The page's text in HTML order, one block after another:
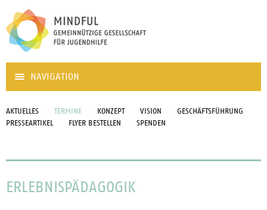
NAVIGATION
AKTUELLES TERMINE KONZEPT VISION
GESCHÄFTSFÜHRUNG
PRESSEARTIKEL
FLYER BESTELLEN SPENDEN
ERLEBNISPÄDAGOGIK